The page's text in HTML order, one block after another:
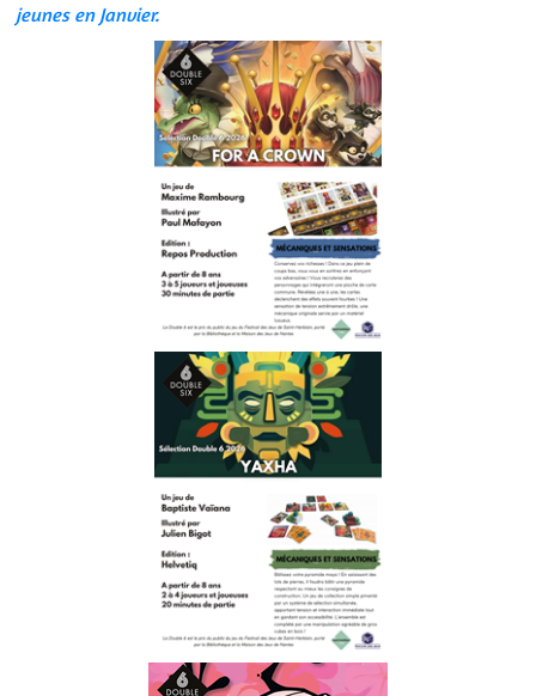
jeunes en Janvier.